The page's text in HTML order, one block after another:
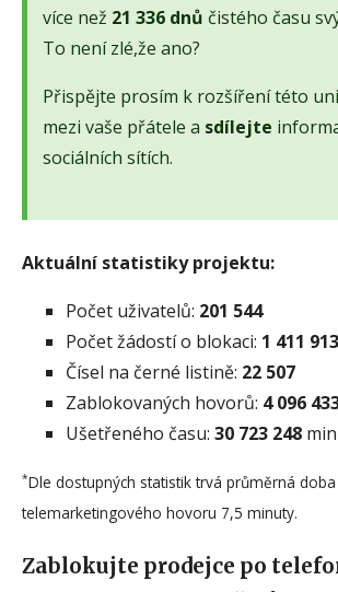
více než 21 336 dnů čistého času
To není zlé,že ano?
Přispějte prosím k rozšíření této
mezi vaše přátele a sdílejte
sociálních sítích.
Aktuální statistiky projektu:
Počet uživatelů: 201 544
Počet žádostí o blokaci: 1 411 913
Čísel na černé listině: 22 507
Zablokovaných hovorů: 4 096
Ušetřeného času: 30 723 248
*Dle dostupných statistik trvá průměrná doba
telemarketingového hovoru 7,5 minuty.
Zablokujte prodejce po